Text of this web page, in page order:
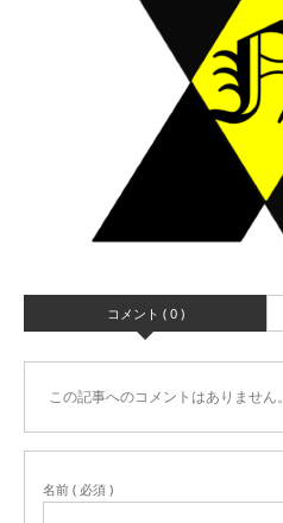
コメント ( 0 )
この記事へのコメントはありません。
名前 ( 必須 )